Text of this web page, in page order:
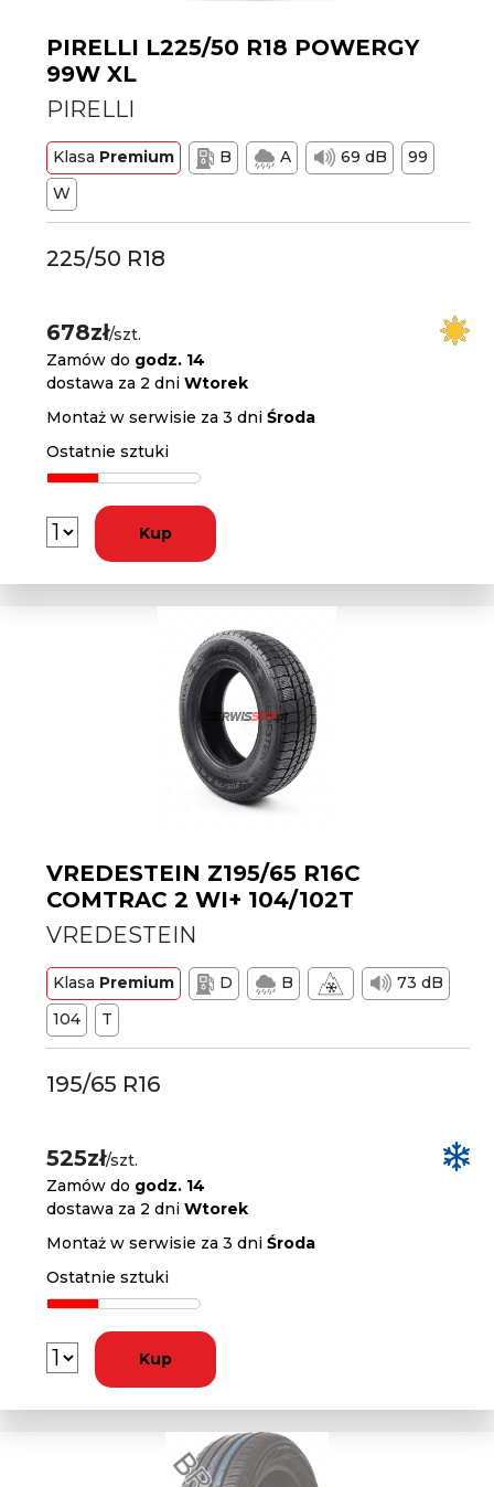
PIRELLI L225/50 R18 POWERGY
99W XL
PIRELLI
Klasa Premium B A 69 dB
99
W
225/50 R18
678zł/szt.
Zamów do godz. 14
dostawa za 2 dniWtorek
Montaż w serwisie za 3 dniŚroda
Ostatnie sztuki
Kup
VREDESTEIN Z195/65 R16C
COMTRAC 2 WI+ 104/102T
VREDESTEIN
Klasa Premium D B
73 dB
104
T
195/65 R16
525zł/szt.
Zamów do godz. 14
dostawa za 2 dniWtorek
Montaż w serwisie za 3 dniŚroda
Ostatnie sztuki
Kup